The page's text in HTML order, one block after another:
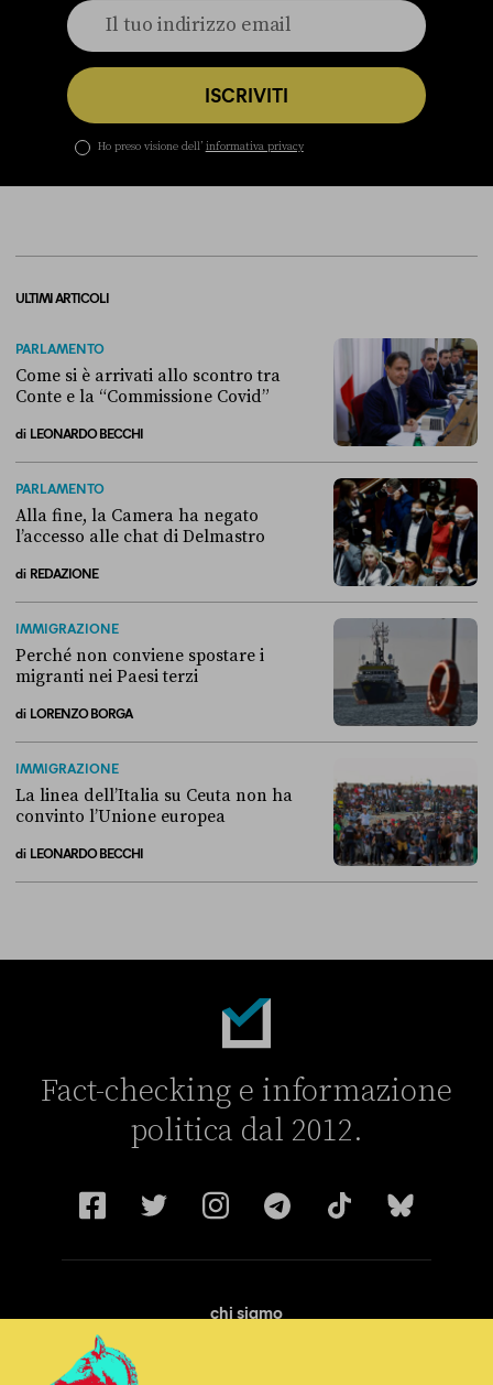
ISCRIVITI
Ho preso visione dell’ informativa privacy
ULTIMI ARTICOLI
PARLAMENTO
Come si è arrivati allo scontro tra
Conte e la “Commissione Covid”
di LEONARDO BECCHI
PARLAMENTO
Alla fine, la Camera ha negato
l’accesso alle chat di Delmastro
di REDAZIONE
IMMIGRAZIONE
Perché non conviene spostare i
migranti nei Paesi terzi
di LORENZO BORGA
IMMIGRAZIONE
La linea dell’Italia su Ceuta non ha
convinto l’Unione europea
di LEONARDO BECCHI
Fact-checking e informazione
politica dal 2012.
chi siamo